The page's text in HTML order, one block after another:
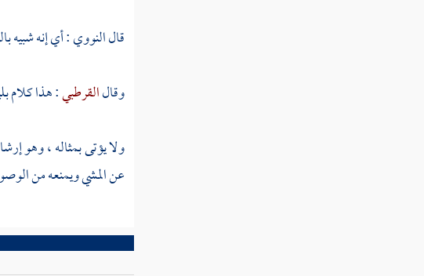
قالالنووي: أي إنه شبيه
وقالالقرطبي: هذا كلام
ولا يؤتى بمثاله ، وهو
عن المشي ويمنعه من